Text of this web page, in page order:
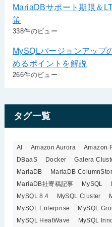
MariaDBサポート期限＆
策
338件のビュー
MySQLバージョンアップ
めるポイントを解説
266件のビュー
タグ一覧
AI Amazon Aurora Amazon
DBaaS
Docker Galera
MariaDB
MariaDB
MariaDB社寄稿記事
MySQL
MySQL 8.4
MySQL Cluster
MySQL Enterprise
MySQL
MySQL HeatWave
MySQL